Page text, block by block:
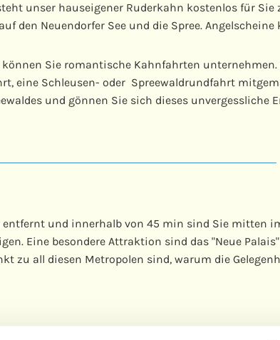
unser hauseigener Ruderkahn kostenlos für Sie
den Neuendorfer See und die Spree.
können Sie romantische Kahnfahrten unternehmen.
eine Schleusen- oder Spreewaldrundfahrt
und gönnen Sie sich dieses unvergessliche
und innerhalb von 45 min sind Sie mitten
Eine besondere Attraktion sind das "Neue
zu all diesen Metropolen sind, warum die